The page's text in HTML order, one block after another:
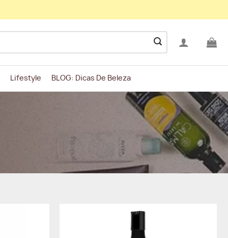
Lifestyle BLOG: Dicas De Beleza